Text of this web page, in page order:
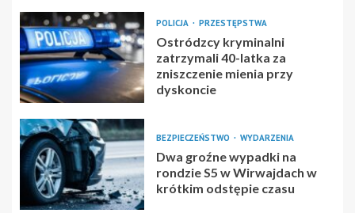
POLICJA PRZESTĘPSTWA
Ostródzcy kryminalni
zatrzymali 40-latka za
zniszczenie mienia przy
dyskoncie
BEZPIECZEŃSTWO WYDARZENIA
Dwa groźne wypadki na
rondzie S5 w Wirwajdach w
krótkim odstępie czasu